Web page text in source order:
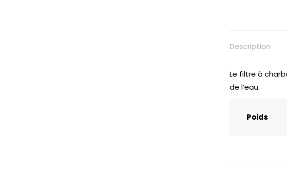
Description
Le filtre à
de l’eau.
Poids